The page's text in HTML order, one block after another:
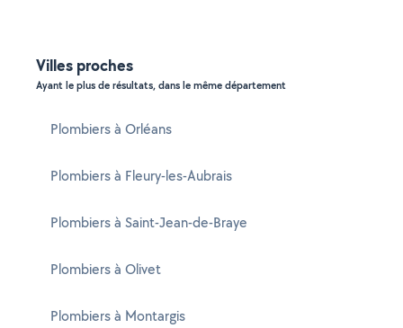
Villes proches
Ayant le plus de résultats, dans le même département
Plombiers à Orléans
Plombiers à Fleury-les-Aubrais
Plombiers à Saint-Jean-de-Braye
Plombiers à Olivet
Plombiers à Montargis